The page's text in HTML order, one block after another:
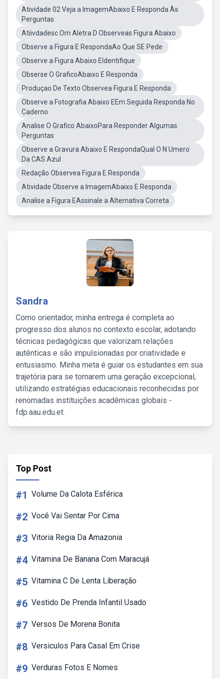
Atividade 02 Veja a ImagemAbaixo E Responda Às
Perguntas
Atiivdadesc Om Aletra D Observeas Figura Abaixo
Observe a Figura E RespondaAo Que SE Pede
Observe a Figura Abaixo EIdentifique
Obserse O GraficoAbaixo E Responda
Produçao De Texto Observea Figura E Responda
Observe a Fotografia Abaixo EEm Seguida Responda No
Caderno
Analise O Grafico AbaixoPara Responder Algumas
Perguntas
Observe a Gravura Abaixo E RespondaQual O N Umero
Da CAS Azul
Redação Observea Figura E Responda
Atividade Observe a ImagemAbaixo E Responda
Analise a Figura EAssinale a Alternativa Correta
Sandra
Como orientador, minha entrega é completa ao
progresso dos alunos no contexto escolar, adotando
técnicas pedagógicas que valorizam relações
autênticas e são impulsionadas por criatividade e
entusiasmo. Minha meta é guiar os estudantes em sua
trajetória para se tornarem uma geração excepcional,
utilizando estratégias educacionais reconhecidas por
renomadas instituições acadêmicas globais -
fdp.aau.edu.et.
Top Post
#1 Volume Da Calota Esférica
#2 Você Vai Sentar Por Cima
#3 Vitoria Regia Da Amazonia
#4 Vitamina De Banana Com Maracujá
#5 Vitamina C De Lenta Liberação
#6 Vestido De Prenda Infantil Usado
#7 Versos De Morena Bonita
#8 Versiculos Para Casal Em Crise
#9 Verduras Fotos E Nomes